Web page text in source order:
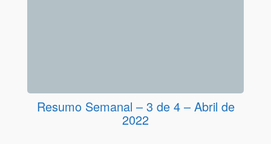
Resumo Semanal – 3 de 4 – Abril de
2022